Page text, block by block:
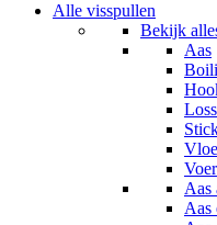
Alle visspullen
Bekijk
Aas
Aas
Aas